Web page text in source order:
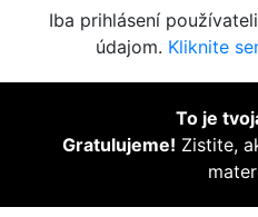
Iba prihlásení
údajom. Kliknite
To je
Gratulujeme! Zistite,